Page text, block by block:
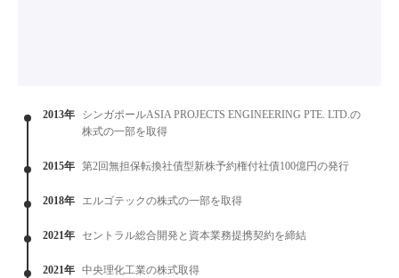
2013年
シンガポールASIA PROJECTS ENGINEERING PTE. LTD.の
株式の一部を取得
2015年 第2回無担保転換社債型新株予約権付社債100億円の発行
2018年 エルゴテックの株式の一部を取得
2021年 セントラル総合開発と資本業務提携契約を締結
2021年 中央理化工業の株式取得